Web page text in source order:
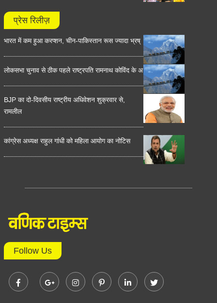
प्रेस रिलीज़
भारत में कम हुआ करप्शन, चीन-पाकिस्तान रूस ज्यादा भ्रष्
लोकसभा चुनाव से ठीक पहले राष्ट्रपति रामनाथ कोविंद के अ
BJP का दो-दिवसीय राष्ट्रीय अधिवेशन शुक्रवार से,
रामलील
कांग्रेस अध्यक्ष राहुल गांधी को महिला आयोग का नोटिस
Follow Us